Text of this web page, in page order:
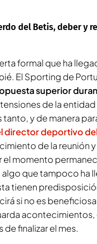
del Betis, deber y
formal que ha
El Sporting de
superior
de la
y de manera
director deportivo del
de la reunión
el momento
que tampoco ha
tienen
si no es
finalizar el mes.